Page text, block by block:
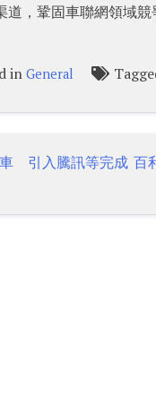
，鞏固車聯網領域競
inGeneral
引入騰訊等完成 百